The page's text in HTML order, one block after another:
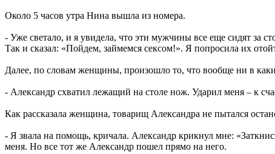
Около 5 часов утра Нина вышла из номера.
- Уже светало, и я увидела, что эти мужчины все еще сидят за
Так и сказал: «Пойдем, займемся сексом!». Я попросила их
Далее, по словам женщины, произошло то, что вообще ни в
- Александр схватил лежащий на столе нож. Ударил меня – к
Как рассказала женщина, товарищ Александра не пытался
- Я звала на помощь, кричала. Александр крикнул мне:
меня. Но все тот же Александр пошел прямо на него.